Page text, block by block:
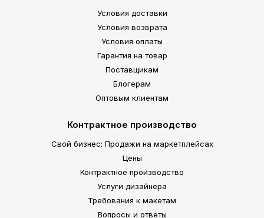
Условия доставки
Условия возврата
Условия оплаты
Гарантия на товар
Поставщикам
Блогерам
Оптовым клиентам
Контрактное производство
Свой бизнес: Продажи на маркетплейсах
Цены
Контрактное производство
Услуги дизайнера
Требования к макетам
Вопросы и ответы